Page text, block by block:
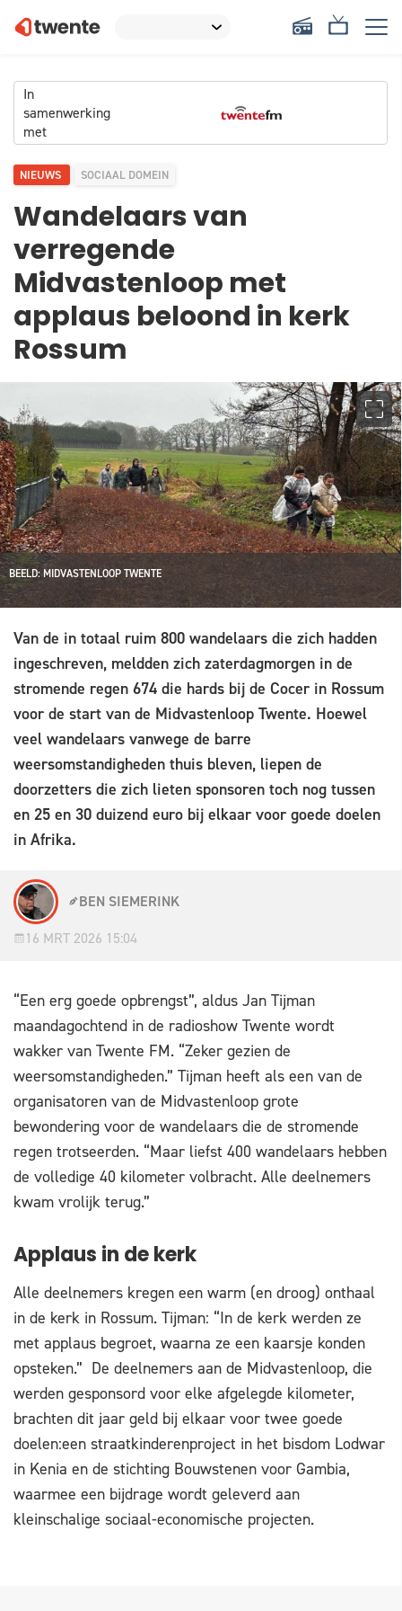
In
samenwerking
met
NIEUWS SOCIAAL DOMEIN
Wandelaars van
verregende
Midvastenloop met
applaus beloond in kerk
Rossum
BEELD: MIDVASTENLOOP TWENTE
Van de in totaal ruim 800 wandelaars die zich hadden
ingeschreven, meldden zich zaterdagmorgen in de
stromende regen 674 die hards bij de Cocer in Rossum
voor de start van de Midvastenloop Twente. Hoewel
veel wandelaars vanwege de barre
weersomstandigheden thuis bleven, liepen de
doorzetters die zich lieten sponsoren toch nog tussen
en 25 en 30 duizend euro bij elkaar voor goede doelen
in Afrika.
BEN SIEMERINK
16 MRT 2026 15:04
“Een erg goede opbrengst”, aldus Jan Tijman
maandagochtend in de radioshow Twente wordt
wakker van Twente FM. “Zeker gezien de
weersomstandigheden.” Tijman heeft als een van de
organisatoren van de Midvastenloop grote
bewondering voor de wandelaars die de stromende
regen trotseerden. “Maar liefst 400 wandelaars hebben
de volledige 40 kilometer volbracht. Alle deelnemers
kwam vrolijk terug.”
Applaus in de kerk
Alle deelnemers kregen een warm (en droog) onthaal
in de kerk in Rossum. Tijman: “In de kerk werden ze
met applaus begroet, waarna ze een kaarsje konden
opsteken.” De deelnemers aan de Midvastenloop, die
werden gesponsord voor elke afgelegde kilometer,
brachten dit jaar geld bij elkaar voor twee goede
doelen:een straatkinderenproject in het bisdom Lodwar
in Kenia en de stichting Bouwstenen voor Gambia,
waarmee een bijdrage wordt geleverd aan
kleinschalige sociaal-economische projecten.